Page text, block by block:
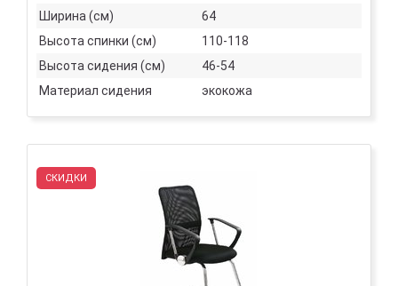
Ширина (см)
64
Высота спинки (см)
110-118
Высота сидения (см)
46-54
Материал сидения
экокожа
СКИДКИ